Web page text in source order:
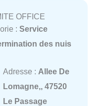
OFFICE
: Service
des nuis
Adresse : Allee De
Lomagne,, 47520
Le Passage